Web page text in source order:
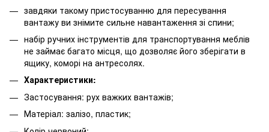
завдяки такому пристосуванню для пересування
вантажу ви знімите сильне навантаження зі спини;
набір ручних інструментів для транспортування меблів
не займає багато місця, що дозволяє його зберігати в
ящику, коморі на антресолях.
Характеристики:
Застосування: рух важких вантажів;
Матеріал: залізо, пластик;